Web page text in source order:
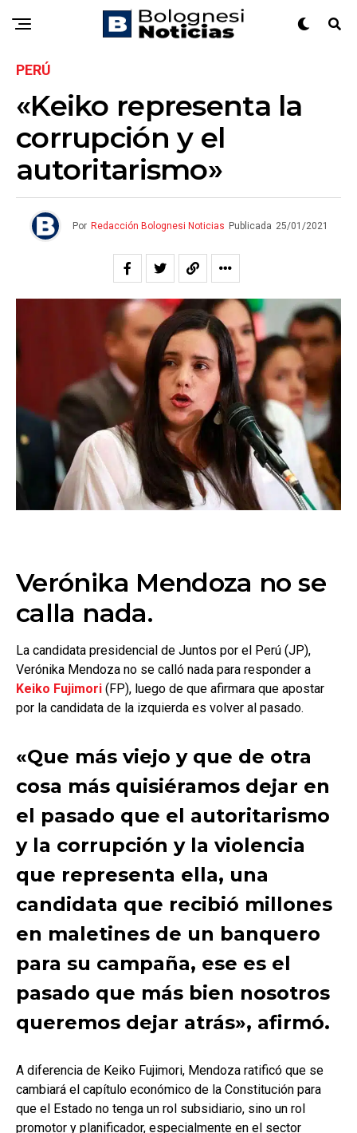
PERÚ
«Keiko representa la
corrupción y el
autoritarismo»
Por Redacción Bolognesi Noticias Publicada 25/01/2021
Verónika Mendoza no se
calla nada.
La candidata presidencial de Juntos por el Perú (JP),
Verónika Mendoza no se calló nada para responder a
Keiko Fujimori (FP), luego de que afirmara que apostar
por la candidata de la izquierda es volver al pasado.
«Que más viejo y que de otra
cosa más quisiéramos dejar en
el pasado que el autoritarismo
y la corrupción y la violencia
que representa ella, una
candidata que recibió millones
en maletines de un banquero
para su campaña, ese es el
pasado que más bien nosotros
queremos dejar atrás», afirmó.
A diferencia de Keiko Fujimori, Mendoza ratificó que se
cambiará el capítulo económico de la Constitución para
que el Estado no tenga un rol subsidiario, sino un rol
promotor y planificador, especialmente en el sector